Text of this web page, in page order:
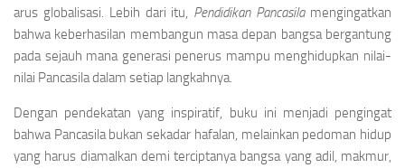
arus globalisasi. Lebih dari itu, Pendidikan Pancasilamengingatkan
bahwa keberhasilan membangun masa depan bangsa bergantung
pada sejauh mana generasi penerus mampu menghidupkan nilai-
nilai Pancasila dalam setiap langkahnya.
Dengan pendekatan yang inspiratif, buku ini menjadi pengingat
bahwa Pancasila bukan sekadar hafalan, melainkan pedoman hidup
yang harus diamalkan demi terciptanya bangsa yang adil, makmur,